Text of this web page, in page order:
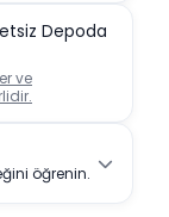
Depoda
ve
öğrenin.